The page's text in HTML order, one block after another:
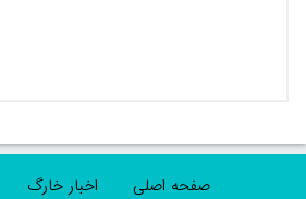
صفحه اصلی اخبار خارگ